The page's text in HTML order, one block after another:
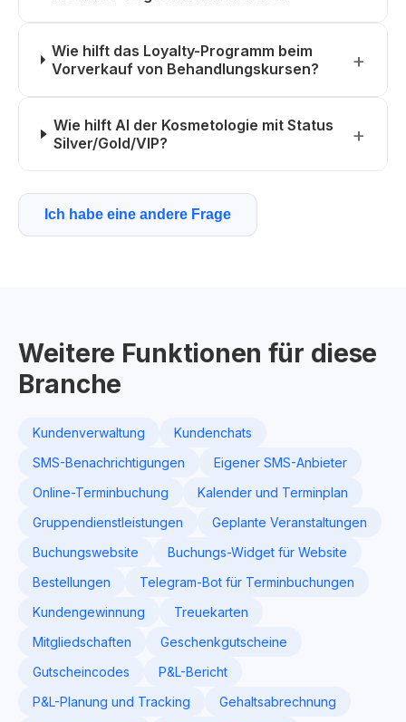
Wie hilft das Loyalty-Programm beim
Vorverkauf von Behandlungskursen?
Wie hilft AI der Kosmetologie mit Status
Silver/Gold/VIP?
Ich habe eine andere Frage
Weitere Funktionen für diese
Branche
Kundenverwaltung
Kundenchats
SMS-Benachrichtigungen
Eigener SMS-Anbieter
Online-Terminbuchung
Kalender und Terminplan
Gruppendienstleistungen
Geplante Veranstaltungen
Buchungswebsite
Buchungs-Widget für Website
Bestellungen
Telegram-Bot für Terminbuchungen
Kundengewinnung
Treuekarten
Mitgliedschaften
Geschenkgutscheine
Gutscheincodes
P&L-Bericht
P&L-Planung und Tracking
Gehaltsabrechnung